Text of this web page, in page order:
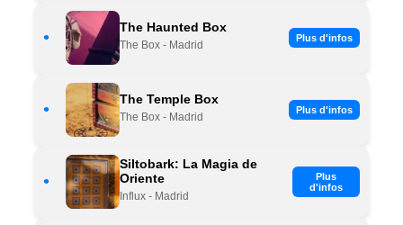
•
The Haunted Box
The Box - Madrid
Plus d'infos
•
The Temple Box
The Box - Madrid
Plus d'infos
•
Siltobark: La Magia de
Oriente
Influx - Madrid
Plus
d'infos